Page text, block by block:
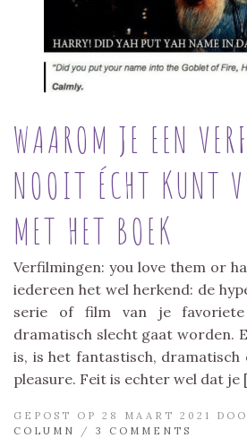
WAAROM JE EEN
NOOIT ÉCHT KUNT
MET HET BOEK
Verfilmingen: you love them or
iedereen het wel herkend: de
serie of film van je
dramatisch slecht gaat worden.
is, is het fantastisch, dramatisch
pleasure. Feit is echter wel dat je
GEPOST OP 28 MAART 2021
COLUMN
/ 3 COMMENTS